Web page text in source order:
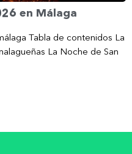
en Málaga
Tabla de contenidos La
La Noche de San